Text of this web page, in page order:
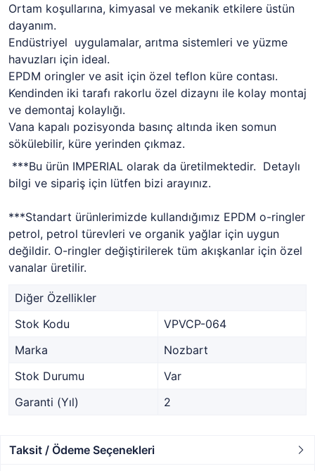
Ortam koşullarına, kimyasal ve mekanik etkilere üstün
dayanım.
Endüstriyel uygulamalar, arıtma sistemleri ve yüzme
havuzları için ideal.
EPDM oringler ve asit için özel teflon küre contası.
Kendinden iki tarafı rakorlu özel dizaynı ile kolay montaj
ve demontaj kolaylığı.
Vana kapalı pozisyonda basınç altında iken somun
sökülebilir, küre yerinden çıkmaz.
***Bu ürün IMPERIAL olarak da üretilmektedir. Detaylı
bilgi ve sipariş için lütfen bizi arayınız.
***Standart ürünlerimizde kullandığımız EPDM o-ringler
petrol, petrol türevleri ve organik yağlar için uygun
değildir. O-ringler değiştirilerek tüm akışkanlar için özel
vanalar üretilir.
Diğer Özellikler
Stok Kodu
VPVCP-064
Marka
Nozbart
Stok Durumu
Var
Garanti (Yıl)
2
Taksit / Ödeme Seçenekleri